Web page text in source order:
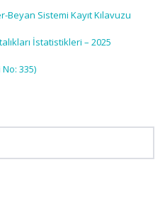
Beyan Sistemi Kayıt Kılavuzu
İstatistikleri – 2025
335)